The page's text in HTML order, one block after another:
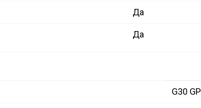
Да
Да
G30